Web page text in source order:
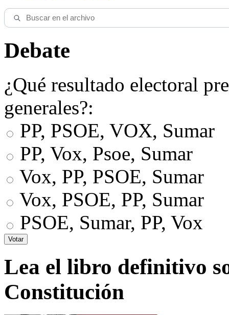
Debate
¿Qué resultado electoral
generales?:
PP, PSOE, VOX, Sumar
PP, Vox, Psoe, Sumar
Vox, PP, PSOE, Sumar
Vox, PSOE, PP, Sumar
PSOE, Sumar, PP, Vox
Lea el libro definitivo
Constitución